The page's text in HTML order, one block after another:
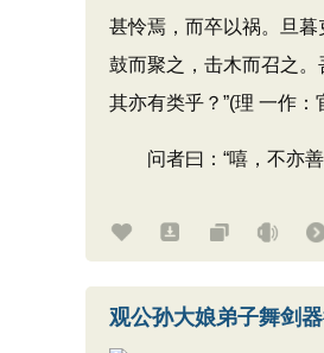
甚怜焉，而卒以祸。旦暮
鼓而聚之，击木而召之
其亦有类乎？”(理 一作：
问者曰：“嘻，不亦善
观公孙大娘弟子舞剑